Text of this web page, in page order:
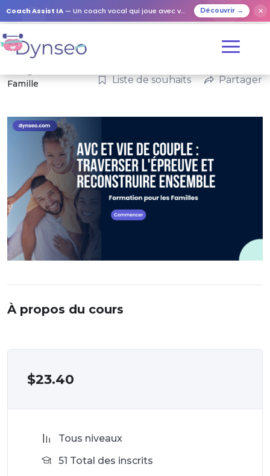
Coach Assist IA — Un coach vocal qui joue avec vos proches Découvrir → ✕
Famille
Liste de souhaits Partager
À propos du cours
$23.40
Tous niveaux
51 Total des inscrits